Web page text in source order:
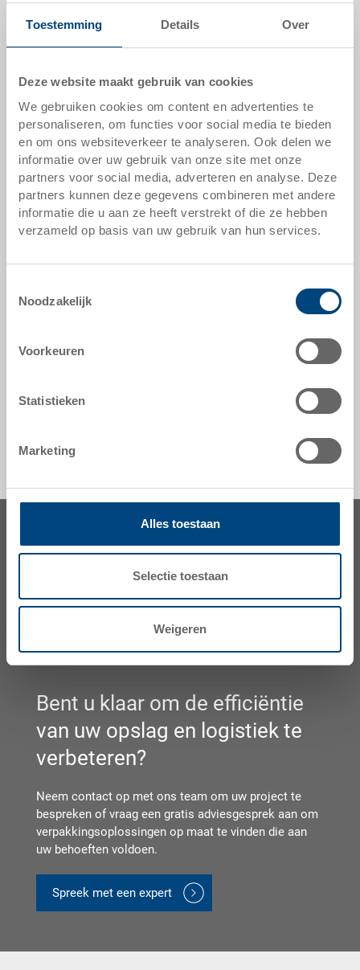
Toestemming Details Over
Deze website maakt gebruik van cookies
We gebruiken cookies om content en advertenties te
personaliseren, om functies voor social media te bieden
en om ons websiteverkeer te analyseren. Ook delen we
informatie over uw gebruik van onze site met onze
partners voor social media, adverteren en analyse. Deze
partners kunnen deze gegevens combineren met andere
informatie die u aan ze heeft verstrekt of die ze hebben
verzameld op basis van uw gebruik van hun services.
Noodzakelijk
Voorkeuren
Statistieken
Marketing
Alles toestaan
Selectie toestaan
Weigeren
kleur:
blau | andere kleuren op verzoek
STÜCK
offerte aanvragen
technische gegevens
hulpmiddelen naar maat - onze specialiteit
Bent u klaar om de efficiëntie
van uw opslag en logistiek te
verbeteren?
Neem contact op met ons team om uw project te
bespreken of vraag een gratis adviesgesprek aan om
verpakkingsoplossingen op maat te vinden die aan
uw behoeften voldoen.
Spreek met een expert